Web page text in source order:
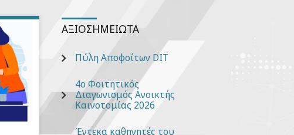
ΑΞΙΟΣΗΜΕΊΩΤΑ
Πύλη Αποφοίτων DIT
4ο Φοιτητικός
Διαγωνισμός Ανοικτής
Καινοτομίας 2026
Έντεκα καθηγητές του